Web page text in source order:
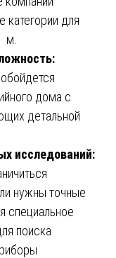
категории для
м.
дома с
детальной
исследований:
нужны точные
специальное
поиска